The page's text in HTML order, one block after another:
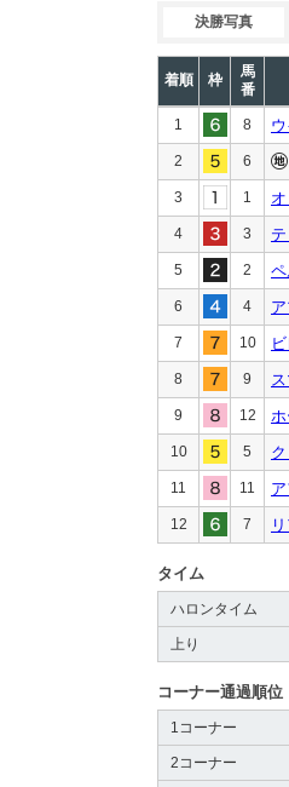
決勝写真
着順 枠
馬
番
1 8
2 6
3 1
4 3
5 2 ペ
6 4
7 10
8 9
9 12
10 5
11 11
12 7
タイム
ハロンタイム
上り
コーナー通過順位
1コーナー
2コーナー